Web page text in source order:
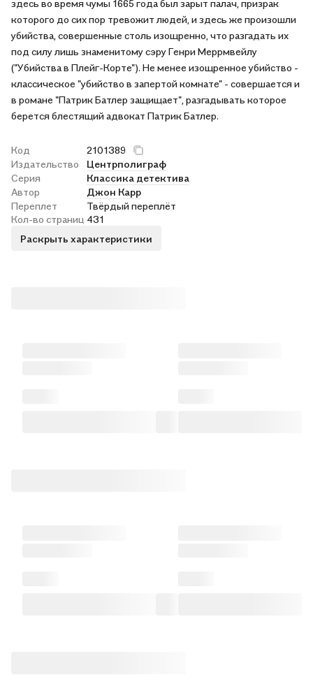
здесь во время чумы 1665 года был зарыт палач, призрак
которого до сих пор тревожит людей, и здесь же произошли
убийства, совершенные столь изощренно, что разгадать их
под силу лишь знаменитому сэру Генри Меррмвейлу
("Убийства в Плейг-Корте"). Не менее изощренное убийство -
классическое "убийство в запертой комнате" - совершается и
в романе "Патрик Батлер защищает", разгадывать которое
берется блестящий адвокат Патрик Батлер.
Код
2101389
Издательство
Центрполиграф
Серия
Классика детектива
Автор
Джон Карр
Переплет
Твёрдый переплёт
Кол-во страниц 431
Раскрыть характеристики